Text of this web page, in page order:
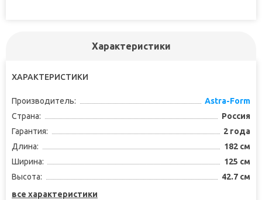
Характеристики
ХАРАКТЕРИСТИКИ
Производитель:
Astra-Form
Страна:
Россия
Гарантия:
2 года
Длина:
182 см
Ширина:
125 см
Высота:
42.7 см
все характеристики